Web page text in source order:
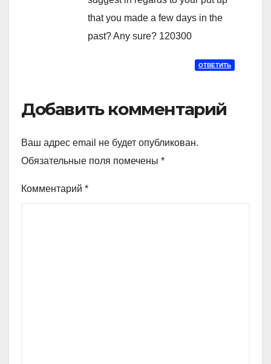
that you made a few days in the
past? Any sure? 120300
ОТВЕТИТЬ
Добавить комментарий
Ваш адрес email не будет опубликован.
Обязательные поля помечены *
Комментарий *